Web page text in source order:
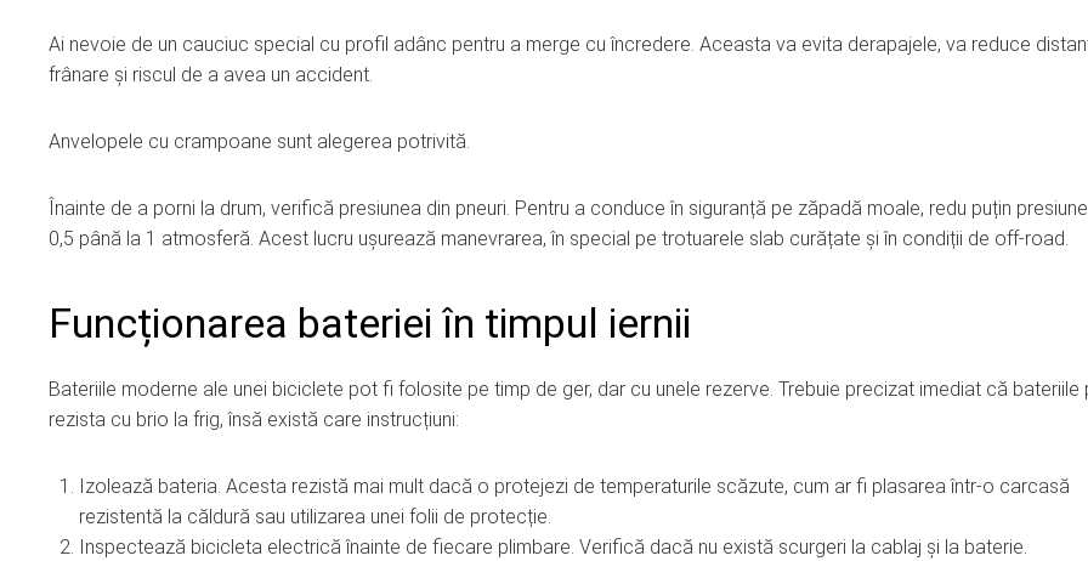
Ai nevoie de un cauciuc special cu profil adânc pentru a merge cu încredere. Aceasta va evita derapajele, va reduce
frânare și riscul de a avea un accident.
Anvelopele cu crampoane sunt alegerea potrivită.
Înainte de a porni la drum, verifică presiunea din pneuri. Pentru a conduce în siguranță pe zăpadă moale, redu puțin
0,5 până la 1 atmosferă. Acest lucru ușurează manevrarea, în special pe trotuarele slab curățate și în condiții de off-road.
Funcționarea bateriei în timpul iernii
Bateriile moderne ale unei biciclete pot fi folosite pe timp de ger, dar cu unele rezerve. Trebuie precizat imediat că bateriile
rezista cu brio la frig, însă există care instrucțiuni:
Izolează bateria. Acesta rezistă mai mult dacă o protejezi de temperaturile scăzute, cum ar fi plasarea într-o carcasă
rezistentă la căldură sau utilizarea unei folii de protecție.
Inspectează bicicleta electrică înainte de fiecare plimbare. Verifică dacă nu există scurgeri la cablaj și la baterie.